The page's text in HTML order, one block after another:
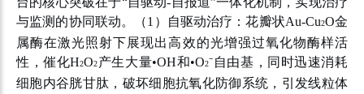
与监测的协同联动。（1 ）自驱动治疗：花瓣状Au-Cu2O金
属酶在激光照射下展现出高效的光增强过氧化物酶样活
性，催化H2O2产生大量•OH和•O2⁻自由基，同时迅速消耗
细胞内谷胱甘肽，破坏细胞抗氧化防御系统，引发线粒体